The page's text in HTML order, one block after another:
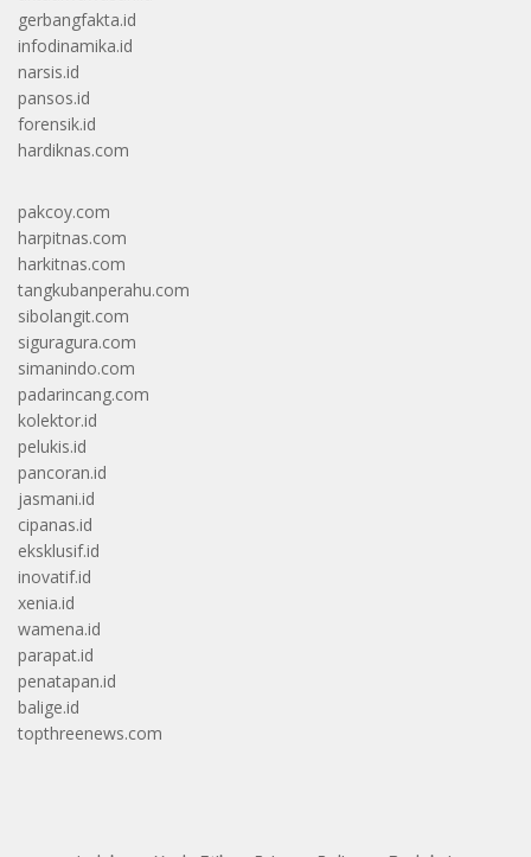
gerbangfakta.id
infodinamika.id
narsis.id
pansos.id
forensik.id
hardiknas.com
pakcoy.com
harpitnas.com
harkitnas.com
tangkubanperahu.com
sibolangit.com
siguragura.com
simanindo.com
padarincang.com
kolektor.id
pelukis.id
pancoran.id
jasmani.id
cipanas.id
eksklusif.id
inovatif.id
xenia.id
wamena.id
parapat.id
penatapan.id
balige.id
topthreenews.com